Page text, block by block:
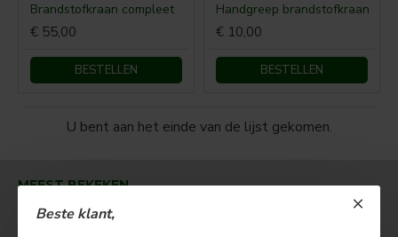
Beste klant,
Brandstofkraan compleet
€ 55,00
BESTELLEN
Handgreep brandstofkraan
€ 10,00
BESTELLEN
U bent aan het einde van de lijst gekomen.
MEEST BEKEKEN